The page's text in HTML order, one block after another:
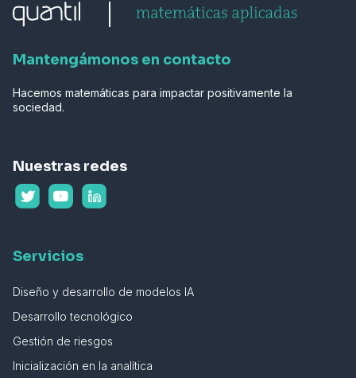
Mantengámonos en contacto
Hacemos matemáticas para impactar positivamente la
sociedad.
Nuestras redes
Servicios
Diseño y desarrollo de modelos IA
Desarrollo tecnológico
Gestión de riesgos
Inicialización en la analítica